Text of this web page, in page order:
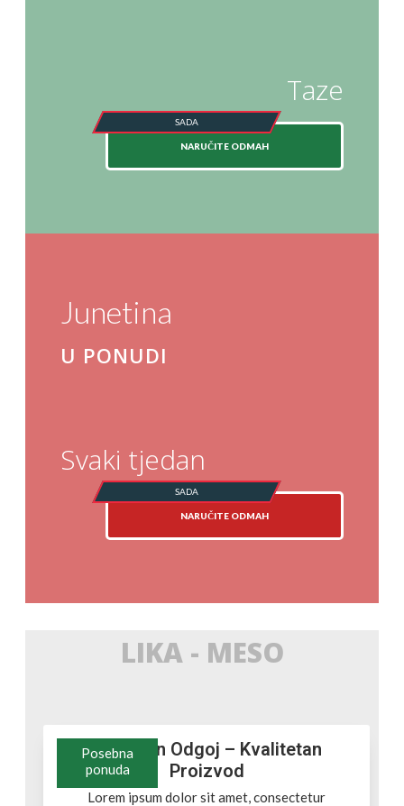
Taze
NARUČITE ODMAH
Junetina
U PONUDI
Svaki tjedan
NARUČITE ODMAH
LIKA - MESO
Posebna
ponuda
Uspješan Odgoj – Kvalitetan
Proizvod
Lorem ipsum dolor sit amet, consectetur